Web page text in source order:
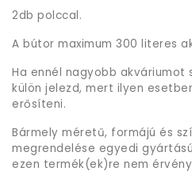
2db polccal.
A bútor maximum 300 literes
Ha ennél nagyobb akváriumot
külön jelezd, mert ilyen
erősíteni.
Bármely méretű, formájú és
megrendelése egyedi
ezen termék(ek)re nem